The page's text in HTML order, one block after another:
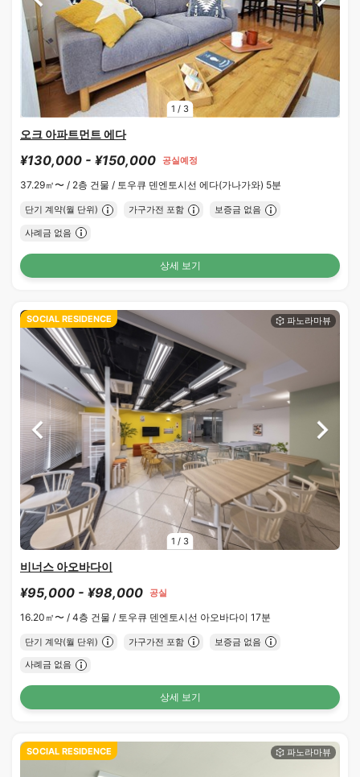
1 / 3
오크 아파트먼트 에다
¥130,000 - ¥150,000 공실예정
37.29㎡〜 / 2층 건물 / 토우큐 덴엔토시선 에다(가나가와) 5분
단기 계약(월 단위) 가구가전 포함 보증금 없음
사례금 없음
상세 보기
1 / 3
SOCIAL RESIDENCE
비너스 아오바다이
¥95,000 - ¥98,000 공실
16.20㎡〜 / 4층 건물 / 토우큐 덴엔토시선 아오바다이 17분
단기 계약(월 단위) 가구가전 포함 보증금 없음
사례금 없음
상세 보기
SOCIAL RESIDENCE